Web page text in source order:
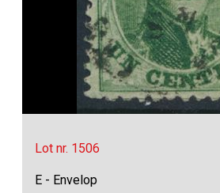
Lot nr. 1506
E - Envelop